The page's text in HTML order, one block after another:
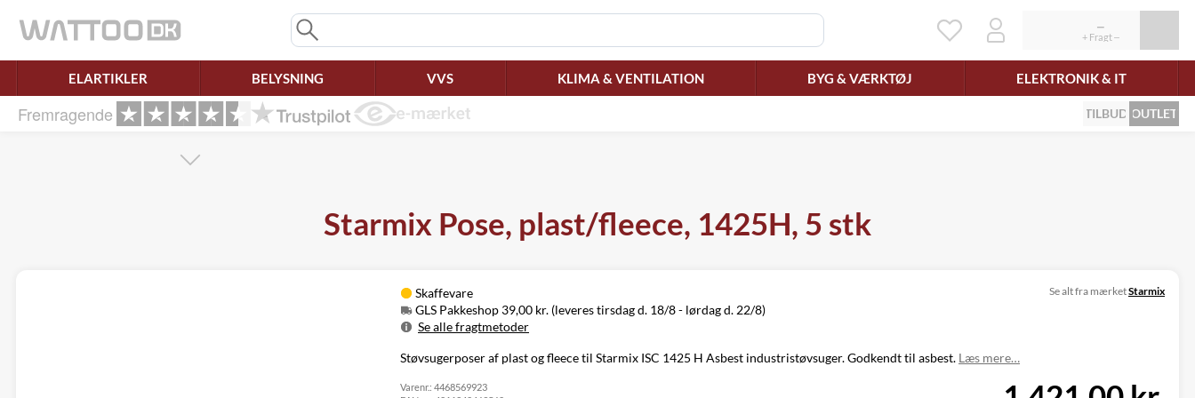
ELARTIKLER BELYSNING VVS KLIMA & VENTILATION BYG & VÆRKTØJ ELEKTRONIK & IT
Fremragende TILBUD OUTLET
Starmix Pose, plast/fleece, 1425H, 5 stk
Skaffevare
GLS Pakkeshop 39,00 kr. (leveres tirsdag d. 18/8 - lørdag d. 22/8)
Se alle fragtmetoder
Metode
Pris
Leveres
Se alt fra mærketStarmix
Støvsugerposer af plast og fleece til Starmix ISC 1425 H Asbest industristøvsuger. Godkendt til asbest. Læs mere…
Varenr.: 4468569923
Ret samtykke!